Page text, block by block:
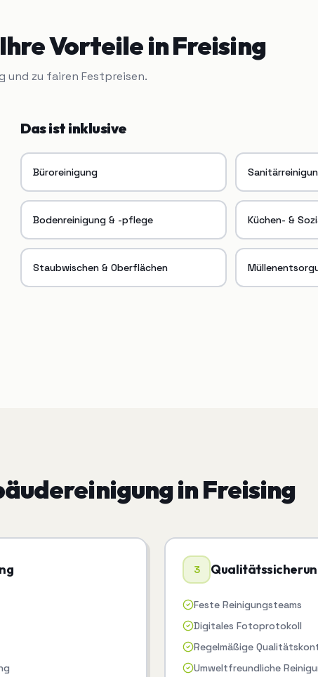
Vorteile inFreising
und zu fairen Festpreisen.
Das ist inklusive
Büroreinigung
Bodenreinigung & -pflege Küchen- &
Staubwischen & Oberflächen
inFreising
3
Feste Reinigungsteams
Digitales Fotoprotokoll
Regelmäßige
Umweltfreundliche